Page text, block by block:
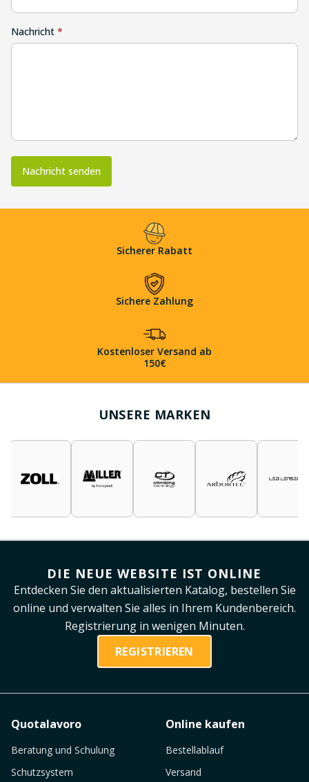
Nachricht *
Nachricht senden
Sicherer Rabatt
Sichere Zahlung
Kostenloser Versand ab
150€
UNSERE MARKEN
DIE NEUE WEBSITE IST ONLINE
Entdecken Sie den aktualisierten Katalog, bestellen Sie
online und verwalten Sie alles in Ihrem Kundenbereich.
Registrierung in wenigen Minuten.
REGISTRIEREN
Quotalavoro
Beratung und Schulung
Schutzsystem
Online kaufen
Bestellablauf
Versand